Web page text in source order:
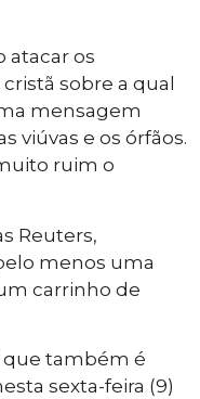
atacar os
sobre a qual
mensagem
viúvas e os órfãos.
ruim o
Reuters,
menos uma
carrinho de
que também é
sexta-feira (9)